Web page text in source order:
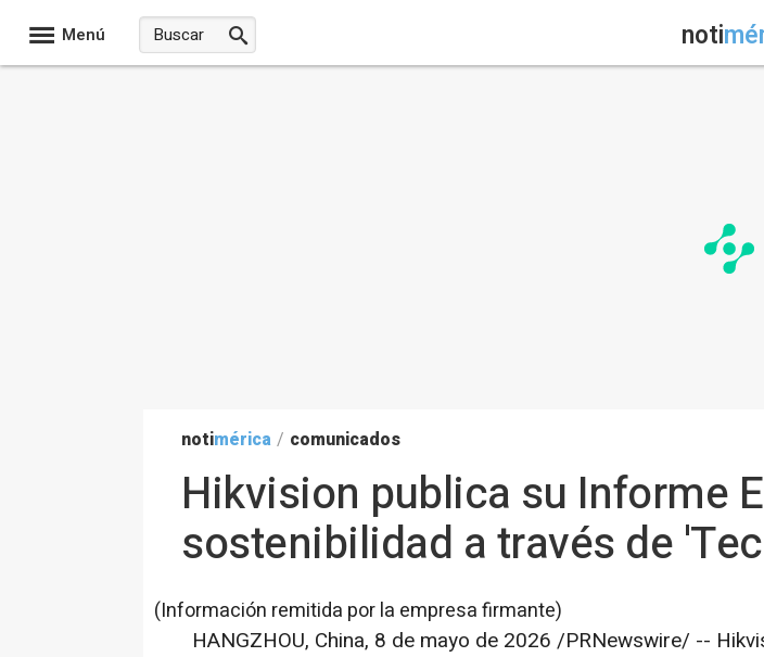
Menú noti
notimérica / comunicados
Hikvision publica su Informe
sostenibilidad a través de
(Información remitida por la empresa firmante)
HANGZHOU, China, 8 de mayo de 2026 /PRNewswire/ --